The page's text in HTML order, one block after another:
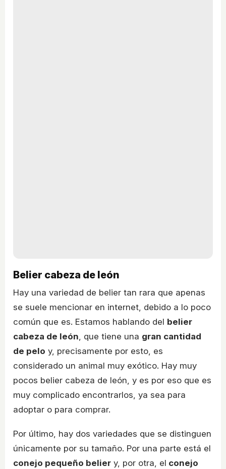
Belier cabeza de león
Hay una variedad de belier tan rara que apenas
se suele mencionar en internet, debido a lo poco
común que es. Estamos hablando del belier
cabeza de león, que tiene una gran cantidad
de pelo y, precisamente por esto, es
considerado un animal muy exótico. Hay muy
pocos belier cabeza de león, y es por eso que es
muy complicado encontrarlos, ya sea para
adoptar o para comprar.
Por último, hay dos variedades que se distinguen
únicamente por su tamaño. Por una parte está el
conejo pequeño belier y, por otra, el conejo